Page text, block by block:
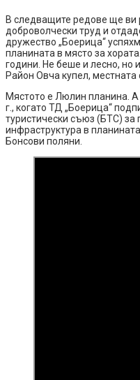
В следващите редове ще ви
доброволчески труд и
дружество „Боерица“
планината в място за
години. Не беше и лесно, но
Район Овча купел,
Мястото е Люлин планина. А
г., когато ТД „Боерица“
туристически съюз (БТС) за
инфраструктура в
Бонсови поляни.